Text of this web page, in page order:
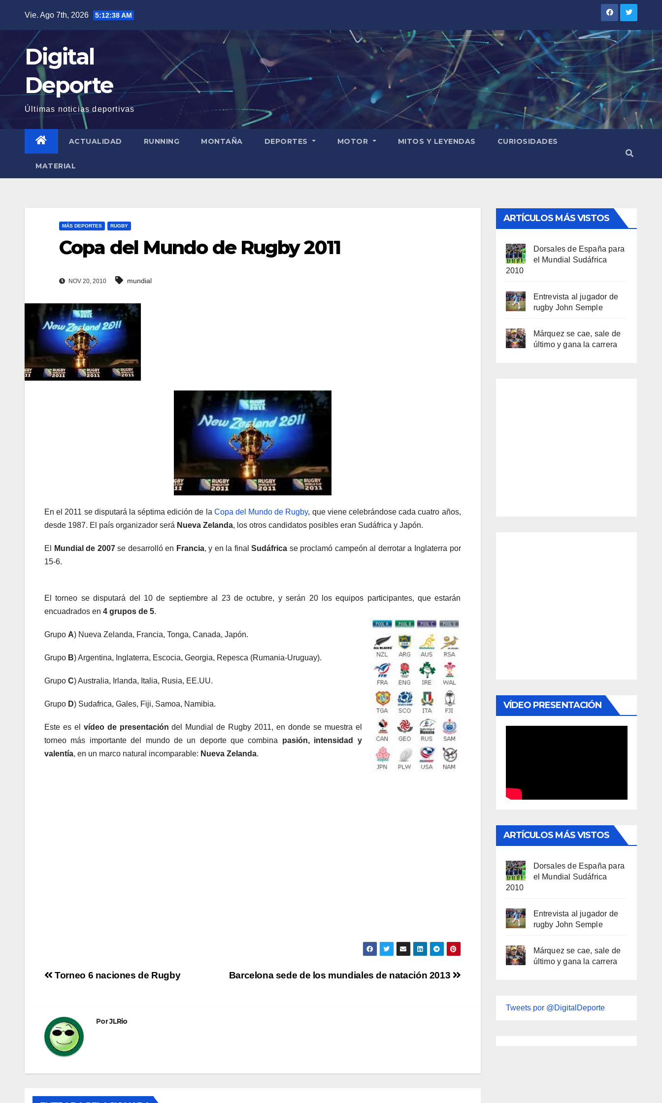
contenido
Vie. Ago 7th, 2026 5:12:39 AM
Digital
Deporte
Últimas noticias deportivas
ACTUALIDAD RUNNING MONTAÑA DEPORTES MOTOR MITOS Y LEYENDAS CURIOSIDADES
MATERIAL
MÁS DEPORTES RUGBY
Copa del Mundo de Rugby 2011
NOV 20, 2010 mundial
En el 2011 se disputará la séptima edición de la Copa del Mundo de Rugby, que viene celebrándose cada cuatro años,
desde 1987. El país organizador será Nueva Zelanda, los otros candidatos posibles eran Sudáfrica y Japón.
El Mundial de 2007se desarrolló en Francia, y en la finalSudáfrica se proclamó campeón al derrotar a Inglaterra por
15-6.
El torneo se disputará del 10 de septiembre al 23 de octubre, y serán 20 los equipos participantes, que estarán
encuadrados en 4 grupos de 5.
Grupo A) Nueva Zelanda, Francia, Tonga, Canada, Japón.
Grupo B) Argentina, Inglaterra, Escocia, Georgia, Repesca (Rumania-Uruguay).
Grupo C) Australia, Irlanda, Italia, Rusia, EE.UU.
Grupo D) Sudafrica, Gales, Fiji, Samoa, Namibia.
Este es el vídeo de presentación del Mundial de Rugby 2011, en donde se muestra el
torneo más importante del mundo de un deporte que combina pasión, intensidad y
valentía, en un marco natural incomparable: Nueva Zelanda.
Navegación
entradas
Barcelona sede de los mundiales de natación 2013
Torneo 6 naciones de Rugby
PorJLRio
ARTÍCULOS MÁS VISTOS
Dorsales de España para
el Mundial Sudáfrica
2010
Entrevista al jugador de
rugby John Semple
Márquez se cae, sale de
último y gana la carrera
VÍDEO PRESENTACIÓN
ARTÍCULOS MÁS VISTOS
Dorsales de España para
el Mundial Sudáfrica
2010
Entrevista al jugador de
rugby John Semple
Márquez se cae, sale de
último y gana la carrera
Tweets por @DigitalDeporte